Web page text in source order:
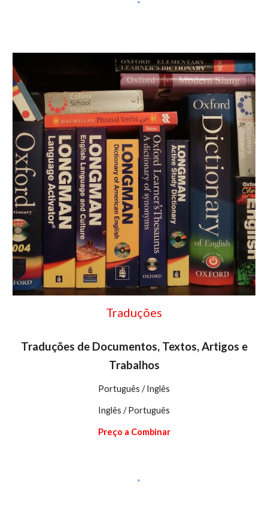
Traduções
Traduções de Documentos, Textos, Artigos e
Trabalhos
Português / Inglês
Inglês / Português
Preço a Combinar